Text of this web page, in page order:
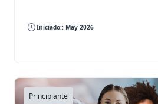
Iniciado:: May 2026
Principiante